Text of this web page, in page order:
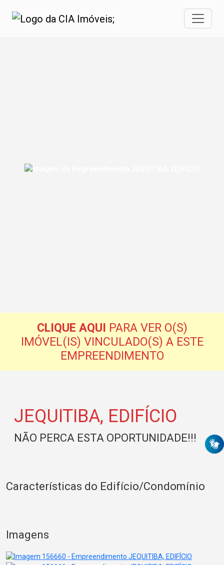
CLIQUE AQUI PARA VER O(S)
IMÓVEL(IS) VINCULADO(S) A ESTE
EMPREENDIMENTO
JEQUITIBA, EDIFÍCIO
NÃO PERCA ESTA OPORTUNIDADE!!!
Características do Edifício/Condomínio
Imagens